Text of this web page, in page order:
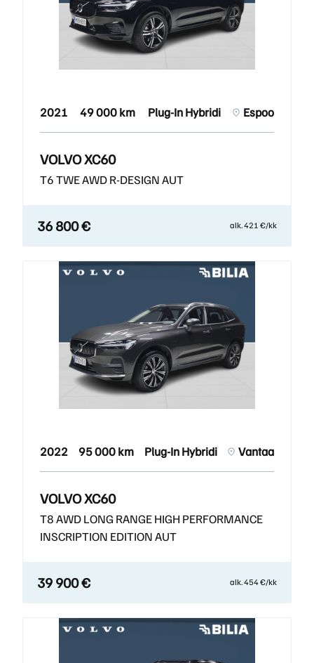
2021 49 000 km Plug-In Hybridi Espoo
VOLVO XC60
T6 TWE AWD R-DESIGN AUT
36 800 € alk. 421 €/kk
2022 95 000 km Plug-In Hybridi Vantaa
VOLVO XC60
T8 AWD LONG RANGE HIGH PERFORMANCE
INSCRIPTION EDITION AUT
39 900 € alk. 454 €/kk